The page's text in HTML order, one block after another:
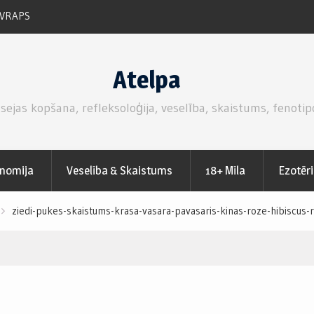
Atelpa
kopšana, refleksoloģija, veselība, skaistums,
Veselība & Skaistums 18+ Mīla
ziedi-pukes-skaistums-krasa-vasara-pavasaris-kinas-roze-